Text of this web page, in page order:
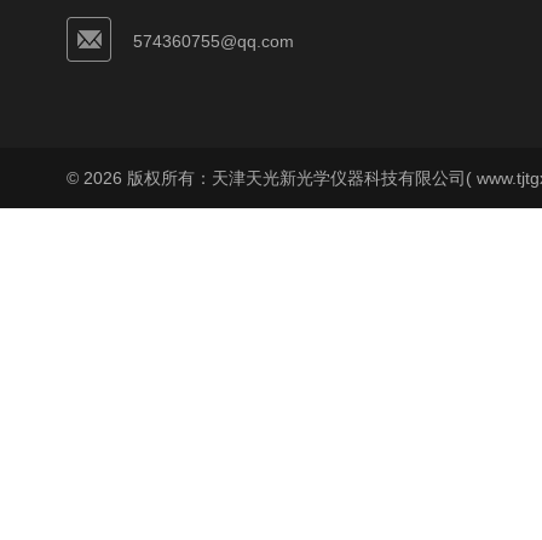
574360755@qq.com
© 2026 版权所有：天津天光新光学仪器科技有限公司(